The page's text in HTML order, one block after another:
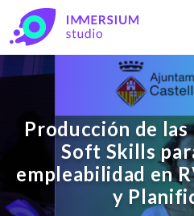
Producción de
Soft Skills
empleabilidad en
y